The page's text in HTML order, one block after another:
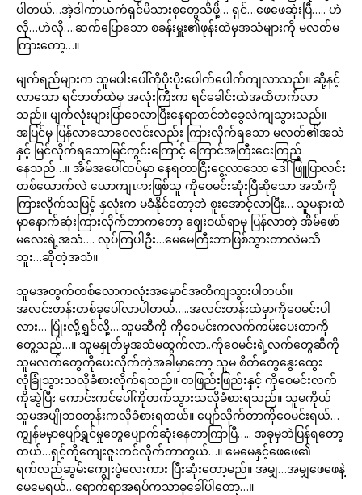
ပါတယ်…အဲ့ဒါကာယကံရှင်မိသားစုတွေသိဖို့… ရှင်…ဖေဖေဆုံးပြီ….. ဟဲ
လို…ဟဲလို….ဆက်ပြောသော စခန်းမှူး၏ဖုန်းထဲမှအသံများကို မလတ်မ
ကြားတော့…။
မျက်ရည်များက သူမပါးပေါ်ကိုပိုးပိုးပေါက်ပေါက်ကျလာသည်။ ဆို့နင့်
လာသော ရင်ဘတ်ထဲမှ အလုံးကြီးက ရင်ခေါင်းထဲအထိတက်လာ
သည်။ မျက်လုံးများပြာဝေလာပြီးနေရာတင်ဘဲခွေလဲကျသွားသည်။
အပြင်မှ ပြန်လာသောဝေလင်းလည်း ကြားလိုက်ရသော မလတ်၏အသံ
နှင့် မြင်လိုက်ရသောမြင်ကွင်းကြောင့် ကြောင်အကြီးငေးကြည့်
နေသည်…။ အိမ်အပေါ်ထပ်မှာ နေရတာငြီးငွေ့လာသော ဒေါ်ဖြူပြာလင်း
တစ်ယောက်လဲ ယောကျၤားဖြစ်သူ ကိုဝေမင်းဆုံးပြီဆိုသော အသံကို
ကြားလိုက်သဖြင့် နှလုံးက မခံနိုင်တော့ဘဲ စူးအောင့်လာပြီး… သူမနားထဲ
မှာနောက်ဆုံးကြားလိုက်တာကတော့ ဈေးဝယ်ရာမှ ပြန်လာတဲ့ အိမ်ဖော်
မလေးရဲ့အသံ…. လုပ်ကြပါဦး…မေမေကြီးဘာဖြစ်သွားတာလဲမသိ
ဘူး…ဆိုတဲ့အသံ။
သူမအတွက်တစ်လောကလုံးအမှောင်အတိကျသွားပါတယ်။
အလင်းတန်းတစ်ခုပေါ်လာပါတယ်…..အလင်းတန်းထဲမှာကိုဝေမင်းပါ
လား… ပြုံးလို့ရွှင်လို့….သူမဆီကို ကိုဝေမင်းကလက်ကမ်းပေးတာကို
တွေ့သည်…။ သူမနှုတ်မှအသံမထွက်လာ..ကိုဝေမင်းရဲ့လက်တွေဆီကို
သူမလက်တွေကိုပေးလိုက်တဲ့အခါမှာတော့ သူမ စိတ်တွေနွေးထွေး
လုံခြုံသွားသလိုခံစားလိုက်ရသည်။ တဖြည်းဖြည်းနှင့် ကိုဝေမင်းလက်
ကိုဆွဲပြီး ကောင်းကင်ပေါ်ကိုတက်သွားသလိုခံစားရသည်။ သူမကိုယ်
သူမအပျိုဘဝတုန်းကလိုခံစားရတယ်။ ပျော်လိုက်တာကိုဝေမင်းရယ်…
ကျွန်မမှာပျော်ရွှင်မှုတွေပျောက်ဆုံးနေတာကြာပြီ….. အခုမှဘဲပြန်ရတော့
တယ်…ရှင့်ကိုကျေးဇူးတင်လိုက်တာကွယ်…။ မေမေနှင့်ဖေဖေ၏
ရက်လည်ဆွမ်းကျွေးပွဲလေးကား ပြီးဆုံးတော့မည်။ အမျှ…အမျှဖေဖေနဲ့
မေမေရယ်…ရောက်ရာအရပ်ကသာဓုခေါ်ပါတော့…။